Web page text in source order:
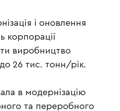
і оновлення
корпорації
виробництво
26 тис. тонн/рік.
в модернізацію
та переробного